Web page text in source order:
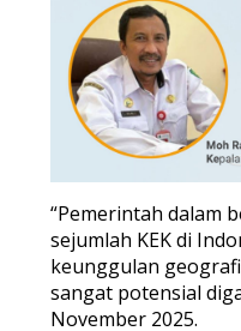
u
k
T
i
m
s
u
s
K
a
w
a
l
K
e
“Pemerintah dalam
sejumlah KEK di
keunggulan
sangat potensial
November 2025.